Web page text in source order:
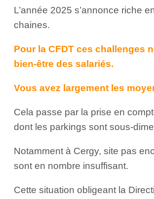
L’année 2025 s’annonce riche
chaines.
Pour la CFDT ces challenges
bien-être des salariés.
Vous avez largement les
Cela passe par la prise en
dont les parkings sont sous-
Notamment à Cergy, site pas
sont en nombre insuffisant.
Cette situation obligeant la